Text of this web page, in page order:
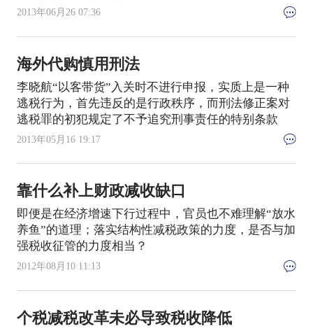
2013年06月26 07:36
海外代购慎用刑法
李晓航“以客带货”入关时不进行申报，实质上是一种
逃税行为，首先违反的是行政秩序，而刑法修正案对
逃税罪的初犯规定了不予追究刑事责任的特别条款
2013年05月16 19:17
靠什么补上财政减收缺口
即便是在经济增速下行过程中，官员也不难理解“放水
养鱼”的道理；落实结构性减税政策的力度，是否与加
强税收征管的力度相当？
2012年08月10 11:13
个税减税改革未必导致税收降低